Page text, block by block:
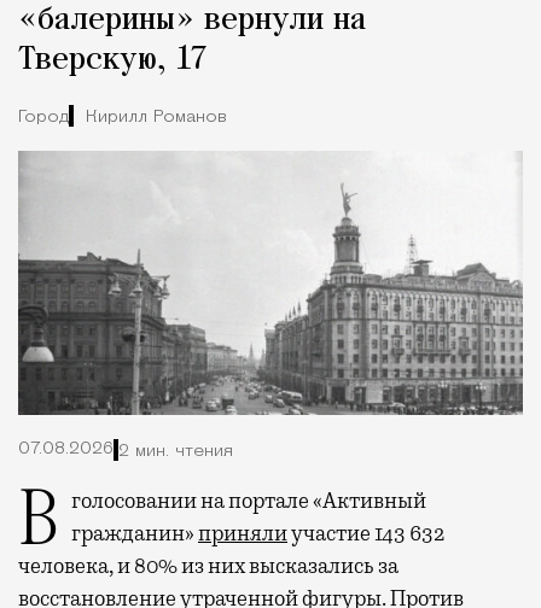
«балерины» вернули на
Тверскую, 17
Город Кирилл Романов
07.08.2026 2 мин. чтения
В голосовании на портале «Активный гражданин»принялиучастие 143 632
человека, и 80% из них высказались за
восстановление утраченной фигуры. Против